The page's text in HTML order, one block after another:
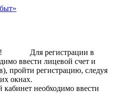
Для регистрации в
ввести лицевой счет и
пройти регистрацию, следуя
окнах.
необходимо ввести
и пароль.